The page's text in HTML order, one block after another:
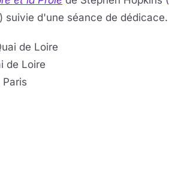
suivie d'une séance de dédicace.
de Loire
de Loire
Paris